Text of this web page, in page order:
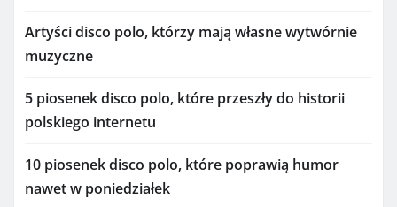
Artyści disco polo, którzy mają własne wytwórnie
muzyczne
5 piosenek disco polo, które przeszły do historii
polskiego internetu
10 piosenek disco polo, które poprawią humor
nawet w poniedziałek